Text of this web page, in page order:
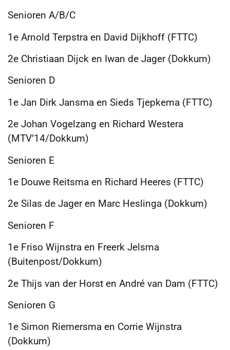
Senioren A/B/C
1e Arnold Terpstra en David Dijkhoff (FTTC)
2e Christiaan Dijck en Iwan de Jager (Dokkum)
Senioren D
1e Jan Dirk Jansma en Sieds Tjepkema (FTTC)
2e Johan Vogelzang en Richard Westera
(MTV’14/Dokkum)
Senioren E
1e Douwe Reitsma en Richard Heeres (FTTC)
2e Silas de Jager en Marc Heslinga (Dokkum)
Senioren F
1e Friso Wijnstra en Freerk Jelsma
(Buitenpost/Dokkum)
2e Thijs van der Horst en André van Dam (FTTC)
Senioren G
1e Simon Riemersma en Corrie Wijnstra
(Dokkum)